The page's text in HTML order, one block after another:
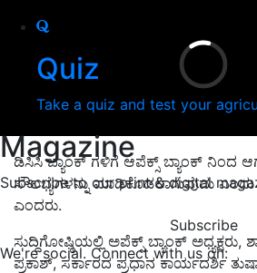
Quiz
Take a quiz and test your
Magazine
Subscribe to our print & digital
Subscribe
We're social. Connect with us on:
ಡಿಸಿಸಿ ಬ್ಯಾಂಕ್ ಗಳಿಗೆ ಆಪೆಕ್ಸ್ ಬ್ಯಾಂಕ್ ನಿಂದ
ಸೌಲಭ್ಯಗಳನ್ನು ಮಾಡಿಕೊಡಲಾಗುವುದು
ಎಂದರು.
ಸುದ್ದಿಗೋಷ್ಠಿಯಲ್ಲಿ ಅಪೆಕ್ಸ್ ಬ್ಯಾಂಕ್ ಅಧ್ಯಕ್ಷರು,
ಪ್ರಕಾಶ್, ಸರ್ಕಾರದ ಪ್ರಧಾನ ಕಾರ್ಯದರ್ಶಿ